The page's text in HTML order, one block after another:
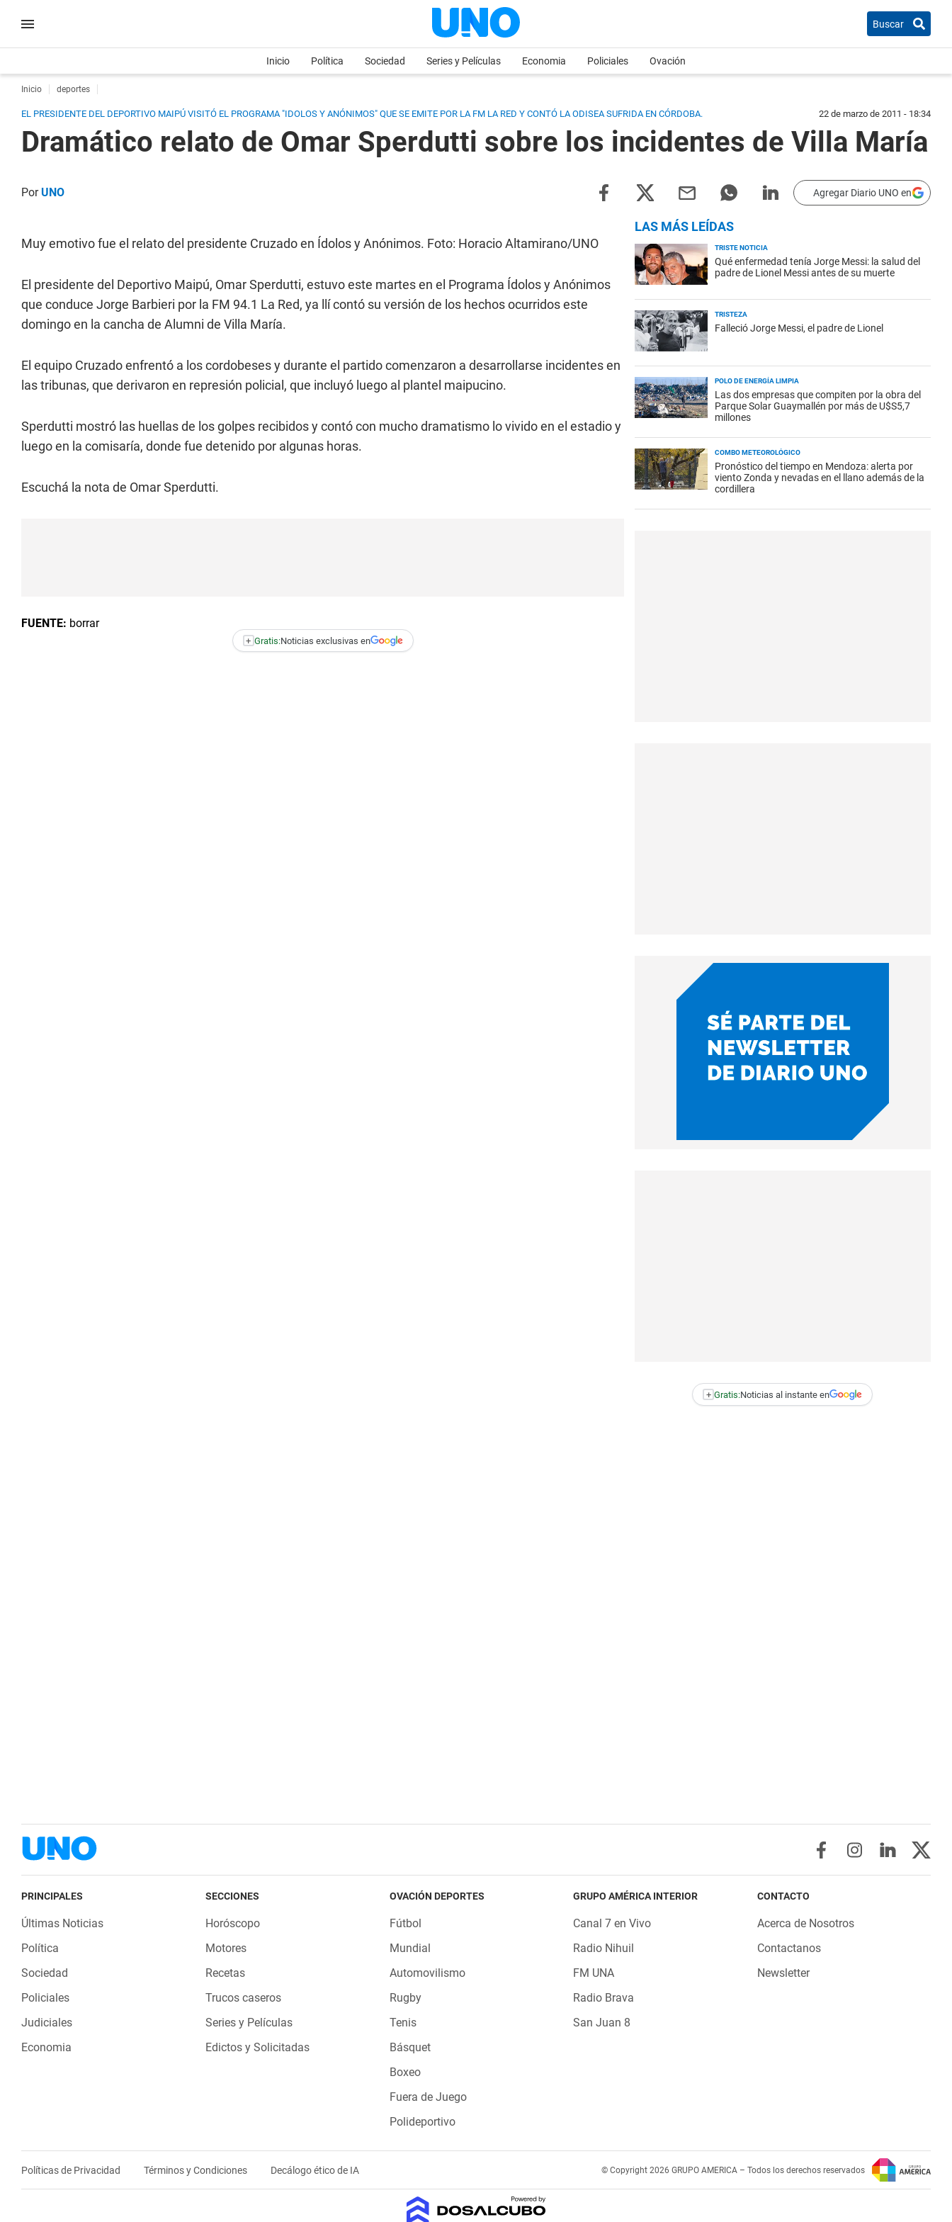
Buscar
Inicio Política Sociedad Series y Películas Economia Policiales Ovación
Inicio deportes
EL PRESIDENTE DEL DEPORTIVO MAIPÚ VISITÓ EL PROGRAMA "IDOLOS Y ANÓNIMOS" QUE SE EMITE POR LA FM LA RED Y CONTÓ LA ODISEA SUFRIDA EN CÓRDOBA. 22 de marzo de 2011 - 18:34
Dramático relato de Omar Sperdutti sobre los incidentes de Villa María
PorUNO Agregar Diario UNO en
Muy emotivo fue el relato del presidente Cruzado en Ídolos y Anónimos. Foto: Horacio Altamirano/UNO
El presidente del Deportivo Maipú, Omar Sperdutti, estuvo este martes en el Programa Ídolos y Anónimos
que conduce Jorge Barbieri por la FM 94.1 La Red, ya llí contó su versión de los hechos ocurridos este
domingo en la cancha de Alumni de Villa María.
El equipo Cruzado enfrentó a los cordobeses y durante el partido comenzaron a desarrollarse incidentes en
las tribunas, que derivaron en represión policial, que incluyó luego al plantel maipucino.
Sperdutti mostró las huellas de los golpes recibidos y contó con mucho dramatismo lo vivido en el estadio y
luego en la comisaría, donde fue detenido por algunas horas.
Escuchá la nota de Omar Sperdutti.
FUENTE: borrar
+ Gratis:Noticias exclusivas en
LAS MÁS LEÍDAS
TRISTE NOTICIA
Qué enfermedad tenía Jorge Messi: la salud del
padre de Lionel Messi antes de su muerte
TRISTEZA
Falleció Jorge Messi, el padre de Lionel
POLO DE ENERGÍA LIMPIA
Las dos empresas que compiten por la obra del
Parque Solar Guaymallén por más de U$S5,7
millones
COMBO METEOROLÓGICO
Pronóstico del tiempo en Mendoza: alerta por
viento Zonda y nevadas en el llano además de la
cordillera
+ Gratis:Noticias al instante en
PRINCIPALES
Últimas Noticias
Política
Sociedad
Policiales
Judiciales
Economia
SECCIONES
Horóscopo
Motores
Recetas
Trucos caseros
Series y Películas
Edictos y Solicitadas
OVACIÓN DEPORTES
Fútbol
Mundial
Automovilismo
Rugby
Tenis
Básquet
Boxeo
Fuera de Juego
Polideportivo
GRUPO AMÉRICA INTERIOR
Canal 7 en Vivo
Radio Nihuil
FM UNA
Radio Brava
San Juan 8
CONTACTO
Acerca de Nosotros
Contactanos
Newsletter
Políticas de Privacidad Términos y Condiciones Decálogo ético de IA © Copyright 2026 GRUPO AMERICA – Todos los derechos reservados